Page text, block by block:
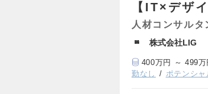
【IT×デザ
人材コンサル
株式会社LIG
400万円 ～ 499万
勤なし
ポテンシャ